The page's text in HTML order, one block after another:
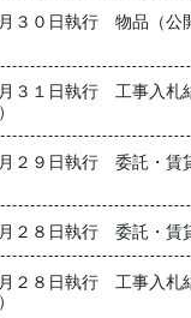
３０日執行 物品（公
３１日執行 工事入札
２９日執行 委託・賃
２８日執行 委託・賃
２８日執行 工事入札